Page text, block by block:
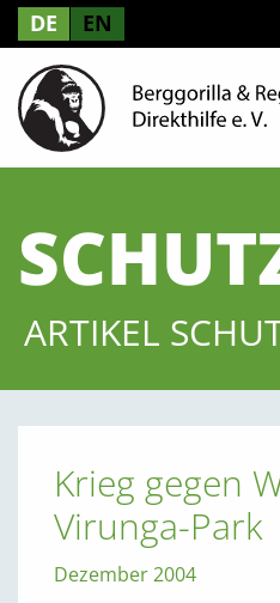
DE EN
ARTIKEL
Krieg gegen
Virunga-Park
Dezember 2004